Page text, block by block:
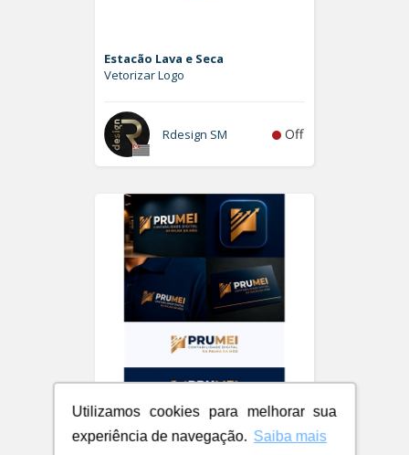
Utilizamos cookies para melhorar sua
experiência de navegação. Saiba mais
Estacão Lava e Seca
Vetorizar Logo
Rdesign SM Off
PRUMEI - Contabilidade Digital
Logo